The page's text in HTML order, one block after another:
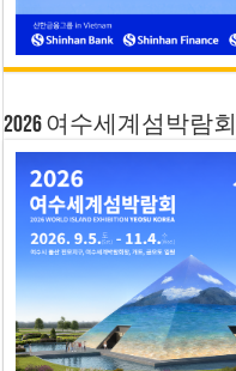
2026 여수세계섬박람회